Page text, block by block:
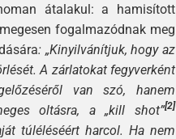
átalakul: a hamisított
fogalmazódnak meg
: „Kinyilvánítjuk, hogy az
A zárlatokat fegyverként
van szó, hanem
oltásra, a „kill shot”[2]
túléléséért harcol. Ha nem